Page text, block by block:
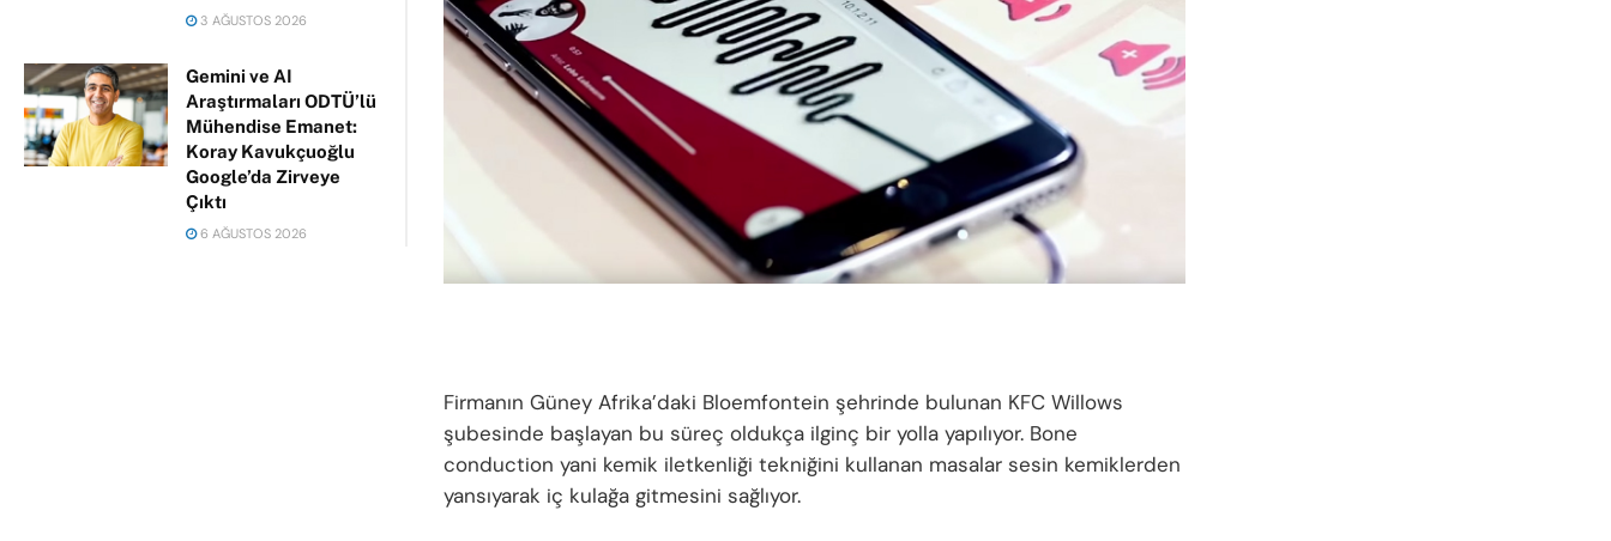
3 AĞUSTOS 2026
Gemini ve AI
Araştırmaları ODTÜ’lü
Mühendise Emanet:
Koray Kavukçuoğlu
Google’da Zirveye
Çıktı
6 AĞUSTOS 2026
Firmanın Güney Afrika’daki Bloemfontein şehrinde bulunan KFC Willows
şubesinde başlayan bu süreç oldukça ilginç bir yolla yapılıyor. Bone
conduction yani kemik iletkenliği tekniğini kullanan masalar sesin kemiklerden
yansıyarak iç kulağa gitmesini sağlıyor.